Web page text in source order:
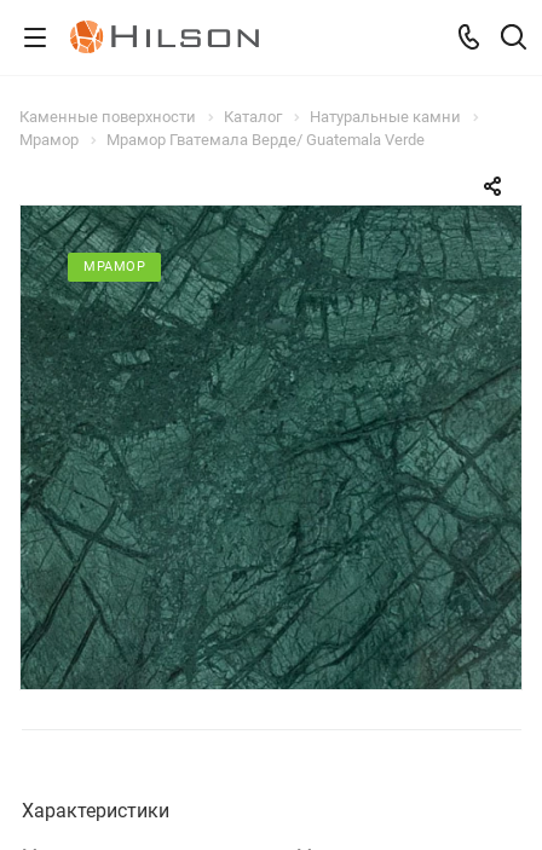
Каменные поверхности Каталог
Натуральные камни
Мрамор
Мрамор Гватемала Верде/ Guatemala Verde
МРАМОР
Характеристики